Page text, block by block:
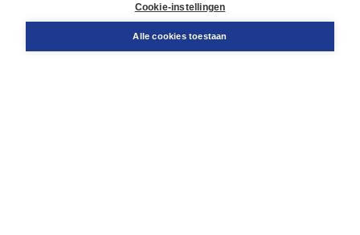
Cookie-instellingen
Alle cookies toestaan